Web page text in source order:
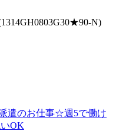
N)
遣のお仕事☆週5で働け
OK